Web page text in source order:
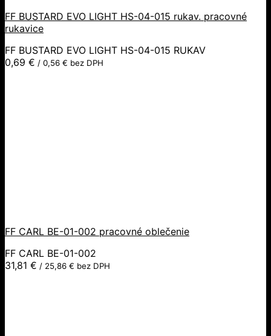
FF BUSTARD EVO LIGHT HS-04-015 rukav. pracovné
rukavice
FF BUSTARD EVO LIGHT HS-04-015 RUKAV
0,69 € / 0,56 € bez DPH
FF CARL BE-01-002 pracovné oblečenie
FF CARL BE-01-002
31,81 € / 25,86 € bez DPH